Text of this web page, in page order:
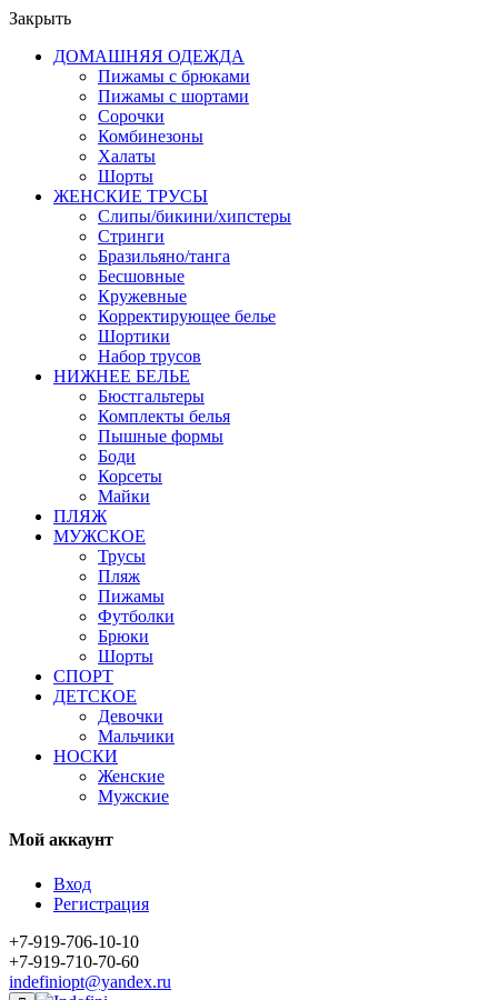
Закрыть
ДОМАШНЯЯ ОДЕЖДА
Пижамы с брюками
Пижамы с шортами
Сорочки
Комбинезоны
Халаты
Шорты
ЖЕНСКИЕ ТРУСЫ
Слипы/бикини/хипстеры
Стринги
Бразильяно/танга
Бесшовные
Кружевные
Корректирующее белье
Шортики
Набор трусов
НИЖНЕЕ БЕЛЬЕ
Бюстгальтеры
Комплекты белья
Пышные формы
Боди
Корсеты
Майки
ПЛЯЖ
МУЖСКОЕ
Трусы
Пляж
Пижамы
Футболки
Брюки
Шорты
СПОРТ
ДЕТСКОЕ
Девочки
Мальчики
НОСКИ
Женские
Мужские
Мой аккаунт
Вход
Регистрация
+7-919-706-10-10
+7-919-710-70-60
indefiniopt@yandex.ru